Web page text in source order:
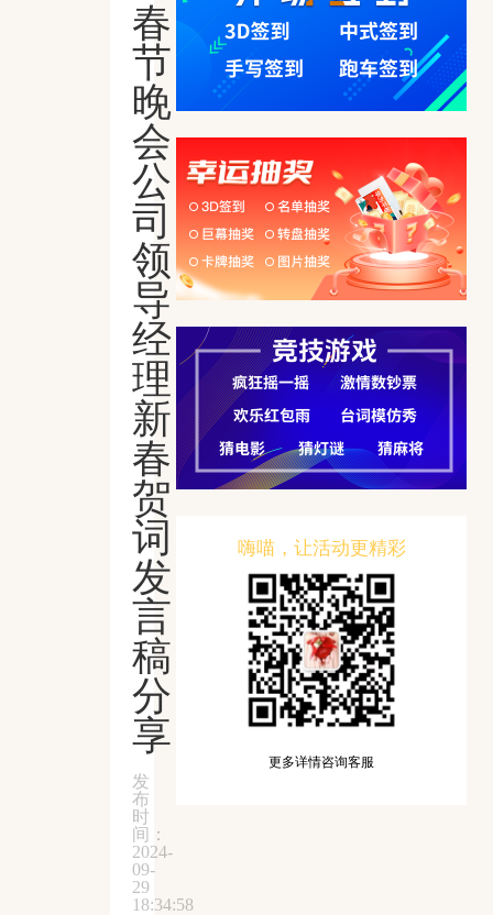
春
节
晚
会
公
司
领
导
经
理
新
春
贺
词
发
言
稿
分
享
发
布
时
间：
2024-
09-
29
18:34:58
嗨喵，让活动更精彩
更多详情咨询客服